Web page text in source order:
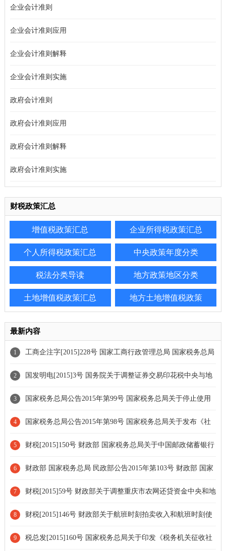
企业会计准则
企业会计准则应用
企业会计准则解释
企业会计准则实施
政府会计准则
政府会计准则应用
政府会计准则解释
政府会计准则实施
财税政策汇总
增值税政策汇总 企业所得税政策汇总
个人所得税政策汇总 中央政策年度分类
税法分类导读 地方政策地区分类
土地增值税政策汇总 地方土地增值税政策
最新内容
1 工商企注字[2015]228号 国家工商行政管理总局 国家税务总局
关于进一步做好“三证合一”有关工作衔接的补充通知
2 国发明电[2015]3号 国务院关于调整证券交易印花税中央与地
方分享比例的通知
3 国家税务总局公告2015年第99号 国家税务总局关于停止使用
货物运输业增值税专用发票有关问题的公告
4 国家税务总局公告2015年第98号 国家税务总局关于发布《社
会保险费及其他基金规费文书式样》的公告[附件废止]
5 财税[2015]150号 财政部 国家税务总局关于中国邮政储蓄银行
专项债券利息收入企业所得税政策问题的通知
6 财政部 国家税务总局 民政部公告2015年第103号 财政部 国家
税务总局 民政部关于2014年度公益性社会团体捐赠税前扣除资格
名单（第二批）公告
7 财税[2015]59号 财政部关于调整重庆市农网还贷资金中央和地
方缴库比例有关问题的批复
8 财税[2015]146号 财政部关于航班时刻拍卖收入和航班时刻使
用费管理有关问题的复函
9 税总发[2015]160号 国家税务总局关于印发《税务机关征收社